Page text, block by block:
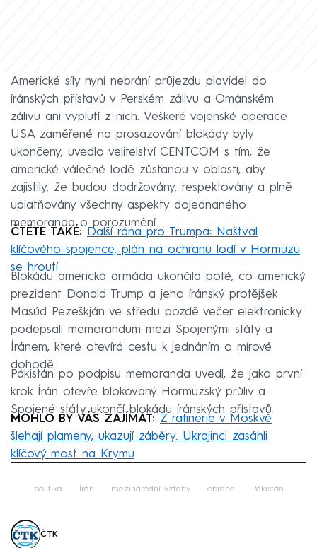
Americké síly nyní nebrání průjezdu plavidel do
íránských přístavů v Perském zálivu a Ománském
zálivu ani vyplutí z nich. Veškeré vojenské operace
USA zaměřené na prosazování blokády byly
ukončeny, uvedlo velitelství CENTCOM s tím, že
americké válečné lodě zůstanou v oblasti, aby
zajistily, že budou dodržovány, respektovány a plně
uplatňovány všechny aspekty dojednaného
memoranda o porozumění.
ČTĚTE TAKÉ: Další rána pro Trumpa: Naštval
klíčového spojence, plán na ochranu lodí v Hormuzu
se hroutí
Blokádu americká armáda ukončila poté, co americký
prezident Donald Trump a jeho íránský protějšek
Masúd Pezeškján ve středu pozdě večer elektronicky
podepsali memorandum mezi Spojenými státy a
Íránem, které otevírá cestu k jednáním o mírové
dohodě.
Pákistán po podpisu memoranda uvedl, že jako první
krok Írán otevře blokovaný Hormuzský průliv a
Spojené státy ukončí blokádu íránských přístavů.
MOHLO BY VÁS ZAJÍMAT: Z rafinerie v Moskvě
šlehají plameny, ukazují záběry. Ukrajinci zasáhli
klíčový most na Krymu
politika Írán mezinárodní vztahy obrana Pákistán
ČTK